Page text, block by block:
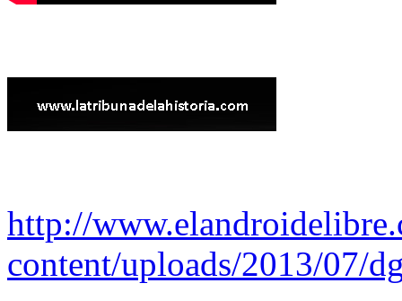
http://
content/uploads/2013/07/